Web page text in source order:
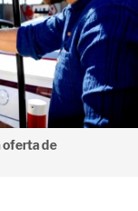
oferta de